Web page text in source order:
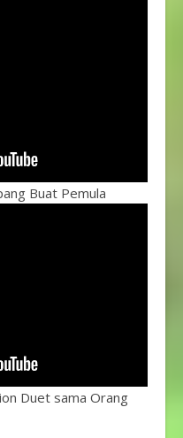
Buat Pemula
Duet sama Orang